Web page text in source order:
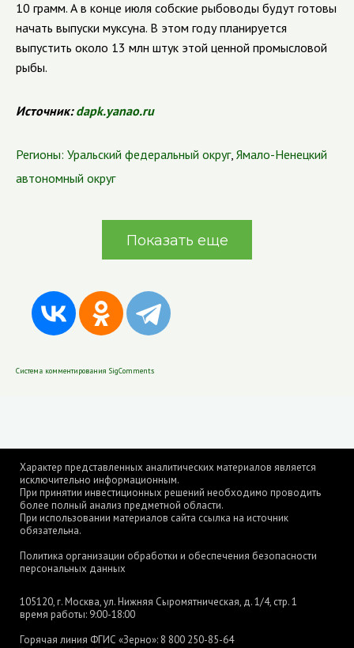
10 грамм. А в конце июля собские рыбоводы будут готовы
начать выпуски муксуна. В этом году планируется
выпустить около 13 млн штук этой ценной промысловой
рыбы.
Источник:dapk.yanao.ru
Регионы: Уральский федеральный округ, Ямало-Ненецкий
автономный округ
Показать еще
Система комментирования SigComments
Характер представленных аналитических материалов является
исключительно информационным.
При принятии инвестиционных решений необходимо проводить
более полный анализ предметной области.
При использовании материалов сайта ссылка на источник
обязательна.
Политика организации обработки и обеспечения безопасности
персональных данных
105120, г. Москва, ул. Нижняя Сыромятническая, д. 1/4, стр. 1
время работы: 9:00-18:00
Горячая линия ФГИС «Зерно»: 8 800 250-85-64